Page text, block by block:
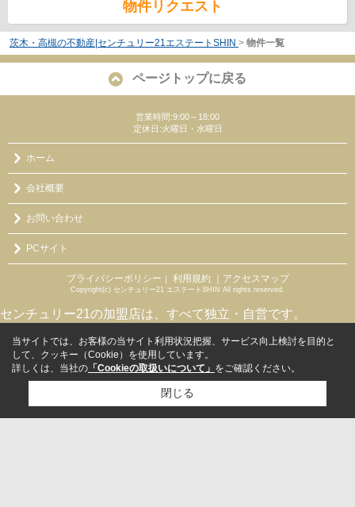
物件リクエスト
茨木・高槻の不動産|センチュリー21エステートSHIN > 物件一覧
ページトップに戻る
営業時間:9:00～18:00
定休日:火曜日・水曜日
ホーム
会社概要
お問い合わせ
PCサイト
プライバシーポリシー ｜ 利用規約 ｜アクセスマップ
Copyright(c) センチュリー21 エステートSHIN All rights reserved.
センチュリー21の加盟店は、すべて独立・自営です。
当サイトでは、お客様の当サイト利用状況把握、サービス向上検討を目的と
して、クッキー（Cookie）を使用しています。
詳しくは、当社の 「Cookieの取扱いについて」 をご確認ください。
閉じる